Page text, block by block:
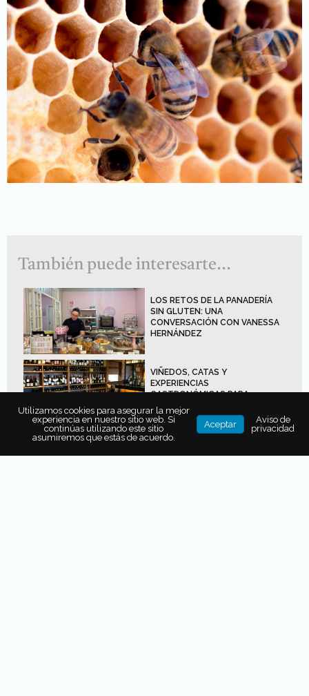
También puede interesarte...
LOS RETOS DE LA PANADERÍA
SIN GLUTEN: UNA
CONVERSACIÓN CON VANESSA
HERNÁNDEZ
VIÑEDOS, CATAS Y
EXPERIENCIAS
GASTRONÓMICAS PARA
DESCUBRIR LA RUTA DEL VINO
EN QUERÉTARO
EXPERIENCIA MENSUAL DE
Utilizamos cookies para asegurar la mejor
experiencia en nuestro sitio web. Si
continúas utilizando este sitio
asumiremos que estás de acuerdo.
Aceptar
Aviso de
privacidad